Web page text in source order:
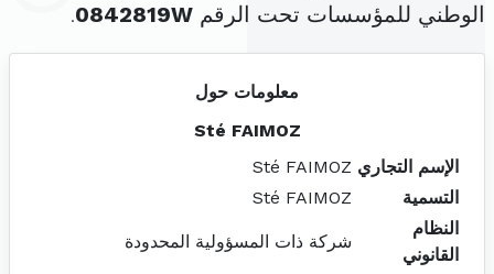
الوطني للمؤسسات تحت الرقم 0842819W
.
معلومات حول
Sté FAIMOZ
الإسم التجاري Sté FAIMOZ
التسمية
Sté FAIMOZ
النظام
القانوني
شركة ذات المسؤولية المحدودة